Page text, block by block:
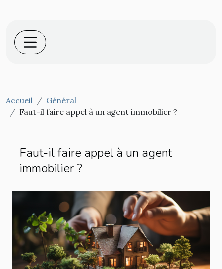
Accueil
Général
Faut-il faire appel à un agent immobilier ?
Faut-il faire appel à un agent
immobilier ?